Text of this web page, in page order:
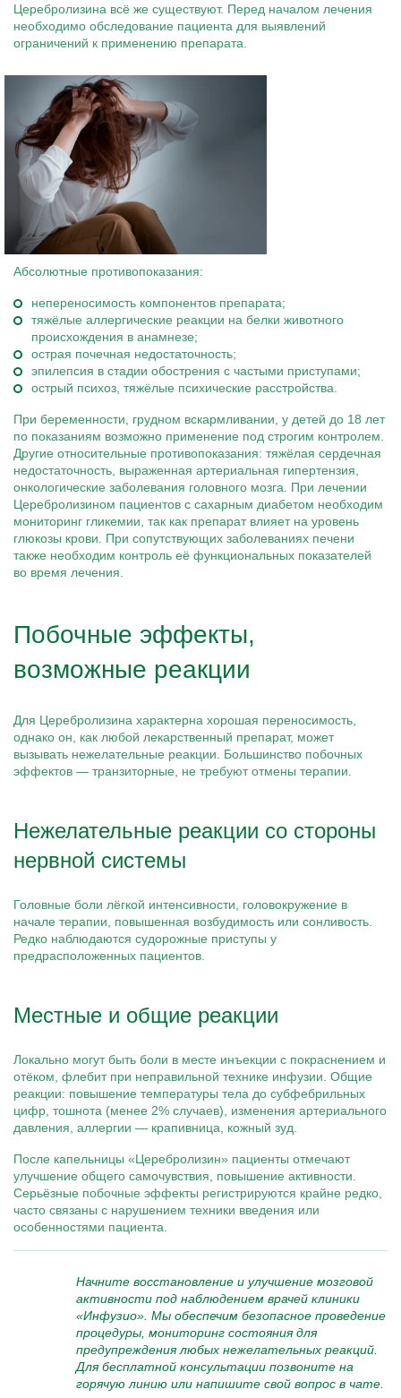
Церебролизина всё же существуют. Перед началом лечения
необходимо обследование пациента для выявлений
ограничений к применению препарата.
Абсолютные противопоказания:
непереносимость компонентов препарата;
тяжёлые аллергические реакции на белки животного
происхождения в анамнезе;
острая почечная недостаточность;
эпилепсия в стадии обострения с частыми приступами;
острый психоз, тяжёлые психические расстройства.
При беременности, грудном вскармливании, у детей до 18 лет
по показаниям возможно применение под строгим контролем.
Другие относительные противопоказания: тяжёлая сердечная
недостаточность, выраженная артериальная гипертензия,
онкологические заболевания головного мозга. При лечении
Церебролизином пациентов с сахарным диабетом необходим
мониторинг гликемии, так как препарат влияет на уровень
глюкозы крови. При сопутствующих заболеваниях печени
также необходим контроль её функциональных показателей
во время лечения.
Побочные эффекты,
возможные реакции
Для Церебролизина характерна хорошая переносимость,
однако он, как любой лекарственный препарат, может
вызывать нежелательные реакции. Большинство побочных
эффектов — транзиторные, не требуют отмены терапии.
Нежелательные реакции со стороны
нервной системы
Головные боли лёгкой интенсивности, головокружение в
начале терапии, повышенная возбудимость или сонливость.
Редко наблюдаются судорожные приступы у
предрасположенных пациентов.
Местные и общие реакции
Локально могут быть боли в месте инъекции с покраснением и
отёком, флебит при неправильной технике инфузии. Общие
реакции: повышение температуры тела до субфебрильных
цифр, тошнота (менее 2% случаев), изменения артериального
давления, аллергии — крапивница, кожный зуд.
После капельницы «Церебролизин» пациенты отмечают
улучшение общего самочувствия, повышение активности.
Серьёзные побочные эффекты регистрируются крайне редко,
часто связаны с нарушением техники введения или
особенностями пациента.
Начните восстановление и улучшение мозговой
активности под наблюдением врачей клиники
«Инфузио». Мы обеспечим безопасное проведение
процедуры, мониторинг состояния для
предупреждения любых нежелательных реакций.
Для бесплатной консультации позвоните на
горячую линию или напишите свой вопрос в чате.